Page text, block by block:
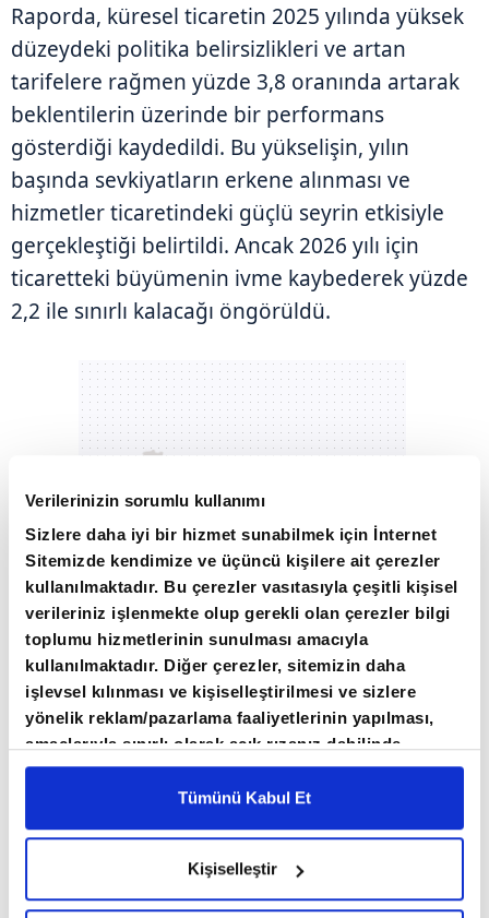
Verilerinizin sorumlu kullanımı
Sizlere daha iyi bir hizmet sunabilmek için İnternet
Sitemizde kendimize ve üçüncü kişilere ait çerezler
kullanılmaktadır. Bu çerezler vasıtasıyla çeşitli kişisel
verileriniz işlenmekte olup gerekli olan çerezler bilgi
toplumu hizmetlerinin sunulması amacıyla
kullanılmaktadır. Diğer çerezler, sitemizin daha
işlevsel kılınması ve kişiselleştirilmesi ve sizlere
yönelik reklam/pazarlama faaliyetlerinin yapılması,
amaçlarıyla sınırlı olarak açık rızanız dahilinde
kullanılacaktır. Çerezlere ilişkin tercihlerinizi çerez
paneli vasıtasıyla belirleyebilirsiniz. Çerezlere ilişkin
detaylı bilgi için Ayarlar butonuna tıklayabilir,
6698 sayılı Kişisel Verilerin Korunması Kanunu
uyarınca hazırlanmış olan İnternet Sitesi Aydınlatma
Tümünü Kabul Et
Kişiselleştir
Raporda, küresel ticaretin 2025 yılında yüksek
düzeydeki politika belirsizlikleri ve artan
tarifelere rağmen yüzde 3,8 oranında artarak
beklentilerin üzerinde bir performans
gösterdiği kaydedildi. Bu yükselişin, yılın
başında sevkiyatların erkene alınması ve
hizmetler ticaretindeki güçlü seyrin etkisiyle
gerçekleştiği belirtildi. Ancak 2026 yılı için
ticaretteki büyümenin ivme kaybederek yüzde
2,2 ile sınırlı kalacağı öngörüldü.